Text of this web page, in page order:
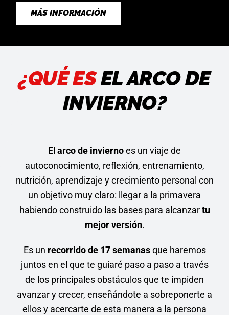
Contacto
MÁS INFORMACIÓN
¿QUÉ ESEL ARCO DE
INVIERNO?
El arco de inviernoes un viaje de
autoconocimiento, reflexión, entrenamiento,
nutrición, aprendizaje y crecimiento personal con
un objetivo muy claro: llegar a la primavera
habiendo construido las bases para alcanzartu
mejor versión.
Es un recorrido de 17 semanasque haremos
juntos en el que te guiaré paso a paso a través
de los principales obstáculos que te impiden
avanzar y crecer, enseñándote a sobreponerte a
ellos y acercarte de esta manera a la persona